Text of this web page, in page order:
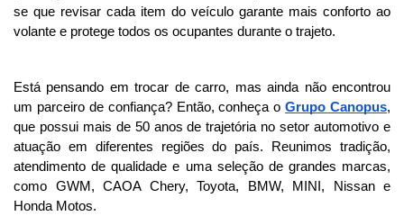
se que revisar cada item do veículo garante mais conforto ao
volante e protege todos os ocupantes durante o trajeto.
Está pensando em trocar de carro, mas ainda não encontrou
um parceiro de confiança? Então, conheça o Grupo Canopus,
que possui mais de 50 anos de trajetória no setor automotivo e
atuação em diferentes regiões do país.
Reunimos tradição,
atendimento de qualidade e uma seleção de grandes marcas,
como GWM, CAOA Chery, Toyota, BMW, MINI, Nissan e
Honda Motos.